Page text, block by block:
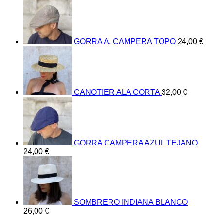
GORRA A. CAMPERA TOPO 24,00 €
CANOTIER ALA CORTA 32,00 €
GORRA CAMPERA AZUL TEJANO
24,00 €
SOMBRERO INDIANA BLANCO
26,00 €